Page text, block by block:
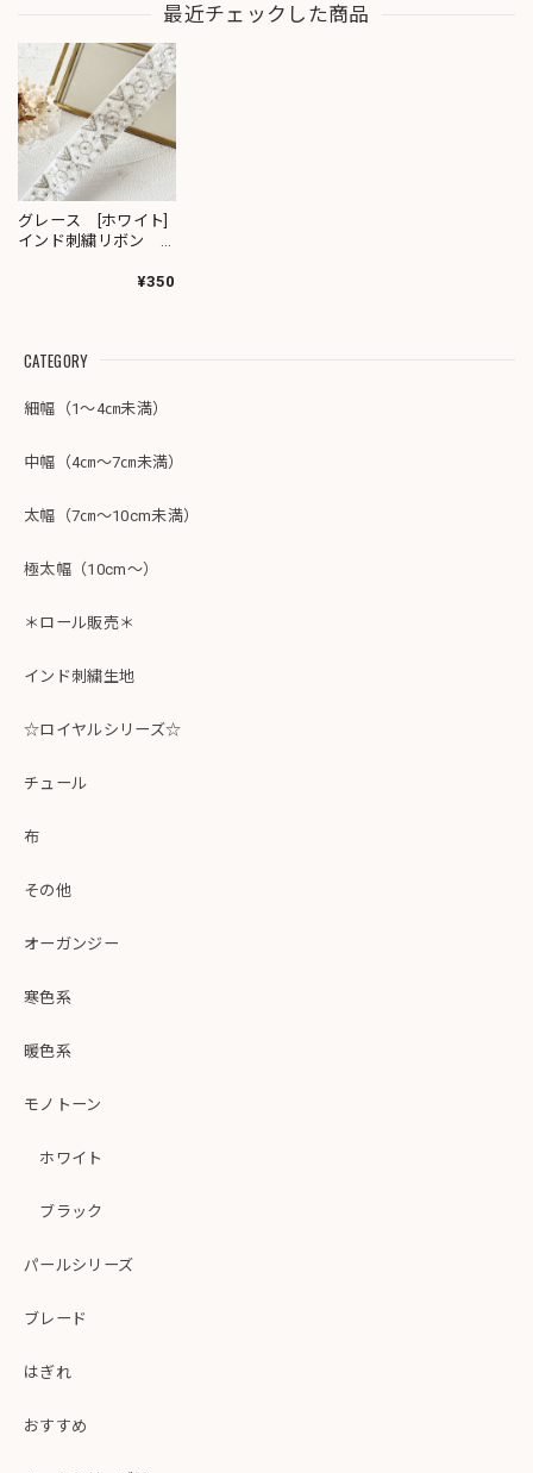
最近チェックした商品
グレース [ホワイト]
インド刺繍リボン
¥350
CATEGORY
細幅（1～4㎝未満）
中幅（4㎝～7㎝未満）
太幅（7㎝～10cm未満）
極太幅（10cm～）
＊ロール販売＊
インド刺繍生地
☆ロイヤルシリーズ☆
チュール
布
その他
オーガンジー
寒色系
暖色系
モノトーン
ホワイト
ブラック
パールシリーズ
ブレード
はぎれ
おすすめ